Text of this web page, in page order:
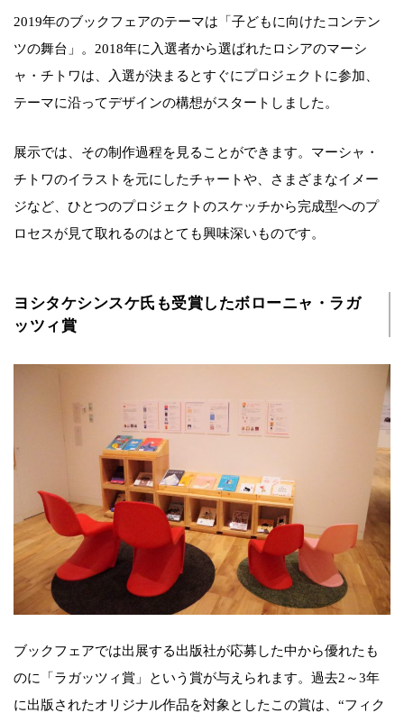
2019年のブックフェアのテーマは「子どもに向けたコンテン
ツの舞台」。2018年に入選者から選ばれたロシアのマーシ
ャ・チトワは、入選が決まるとすぐにプロジェクトに参加、
テーマに沿ってデザインの構想がスタートしました。
展示では、その制作過程を見ることができます。マーシャ・
チトワのイラストを元にしたチャートや、さまざまなイメー
ジなど、ひとつのプロジェクトのスケッチから完成型へのプ
ロセスが見て取れるのはとても興味深いものです。
ヨシタケシンスケ氏も受賞したボローニャ・ラガ
ッツィ賞
ブックフェアでは出展する出版社が応募した中から優れたも
のに「ラガッツィ賞」という賞が与えられます。過去2～3年
に出版されたオリジナル作品を対象としたこの賞は、“フィク